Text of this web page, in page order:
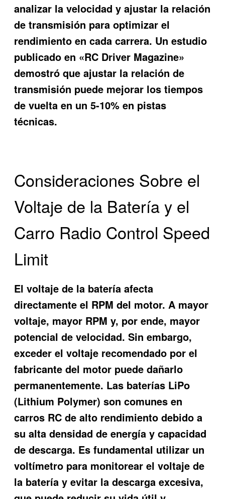
analizar la velocidad y ajustar la relación
de transmisión para optimizar el
rendimiento en cada carrera. Un estudio
publicado en «RC Driver Magazine»
demostró que ajustar la relación de
transmisión puede mejorar los tiempos
de vuelta en un 5-10% en pistas
técnicas.
Consideraciones Sobre el
Voltaje de la Batería y el
Carro Radio Control Speed
Limit
El voltaje de la batería afecta
directamente el RPM del motor. A mayor
voltaje, mayor RPM y, por ende, mayor
potencial de velocidad. Sin embargo,
exceder el voltaje recomendado por el
fabricante del motor puede dañarlo
permanentemente. Las baterías LiPo
(Lithium Polymer) son comunes en
carros RC de alto rendimiento debido a
su alta densidad de energía y capacidad
de descarga. Es fundamental utilizar un
voltímetro para monitorear el voltaje de
la batería y evitar la descarga excesiva,